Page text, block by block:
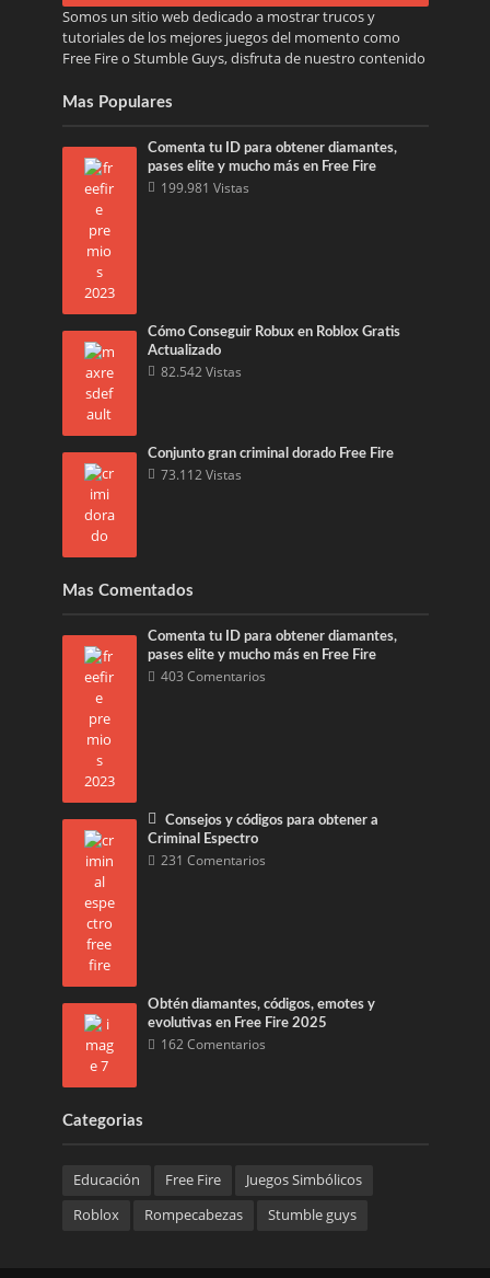
Somos un sitio web dedicado a mostrar trucos y
tutoriales de los mejores juegos del momento como
Free Fire o Stumble Guys, disfruta de nuestro contenido
Mas Populares
Comenta tu ID para obtener diamantes,
pases elite y mucho más en Free Fire
199.981 Vistas
Cómo Conseguir Robux en Roblox Gratis
Actualizado
82.542 Vistas
Conjunto gran criminal dorado Free Fire
73.112 Vistas
Mas Comentados
Comenta tu ID para obtener diamantes,
pases elite y mucho más en Free Fire
403 Comentarios
Consejos y códigos para obtener a
Criminal Espectro
231 Comentarios
Obtén diamantes, códigos, emotes y
evolutivas en Free Fire 2025
162 Comentarios
Categorias
Educación Free Fire
Juegos Simbólicos
Roblox
Rompecabezas Stumble guys